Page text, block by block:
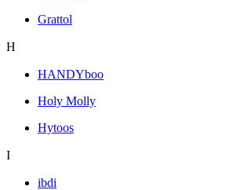
Grattol
H
HANDYboo
Holy Molly
Hytoos
I
ibdi